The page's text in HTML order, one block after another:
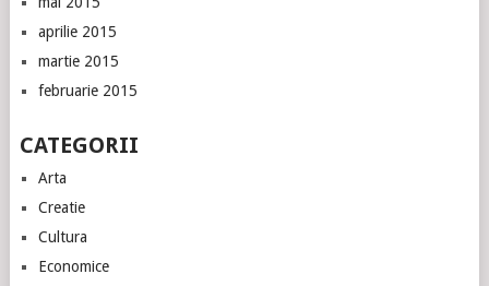
aprilie 2015
martie 2015
februarie 2015
CATEGORII
Arta
Creatie
Cultura
Economice